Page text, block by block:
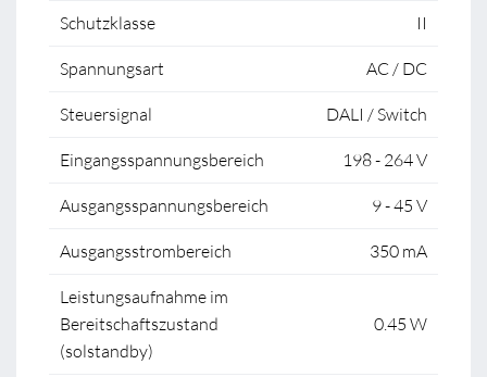
Schutzklasse II
Spannungsart AC / DC
Steuersignal DALI / Switch
Eingangsspannungsbereich 198 - 264 V
Ausgangsspannungsbereich 9 - 45 V
Ausgangsstrombereich 350 mA
Leistungsaufnahme im
Bereitschaftszustand
(solstandby)
0.45 W